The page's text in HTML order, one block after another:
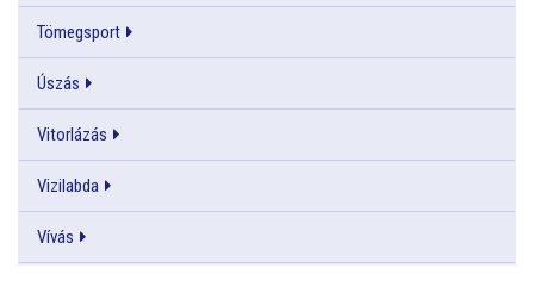
Tömegsport
Úszás
Vitorlázás
Vizilabda
Vívás